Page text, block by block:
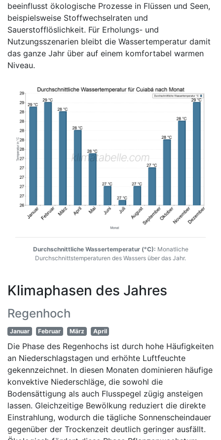
beeinflusst ökologische Prozesse in Flüssen und Seen,
beispielsweise Stoffwechselraten und
Sauerstofflöslichkeit. Für Erholungs- und
Nutzungsszenarien bleibt die Wassertemperatur damit
das ganze Jahr über auf einem komfortabel warmen
Niveau.
Durchschnittliche Wassertemperatur (°C): Monatliche
Durchschnittstemperaturen des Wassers über das Jahr.
Klimaphasen des Jahres
Regenhoch
Januar Februar März April
Die Phase des Regenhochs ist durch hohe Häufigkeiten
an Niederschlagstagen und erhöhte Luftfeuchte
gekennzeichnet. In diesen Monaten dominieren häufige
konvektive Niederschläge, die sowohl die
Bodensättigung als auch Flusspegel zügig ansteigen
lassen. Gleichzeitige Bewölkung reduziert die direkte
Einstrahlung, wodurch die tägliche Sonnenscheindauer
gegenüber der Trockenzeit deutlich geringer ausfällt.